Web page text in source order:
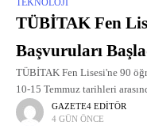
TEKNOLOJI
TÜBİTAK Fen
Başvuruları
TÜBİTAK Fen Lisesi'ne 90
10-15 Temmuz tarihleri
GAZETE4 EDITÖR
4 GÜN ÖNCE